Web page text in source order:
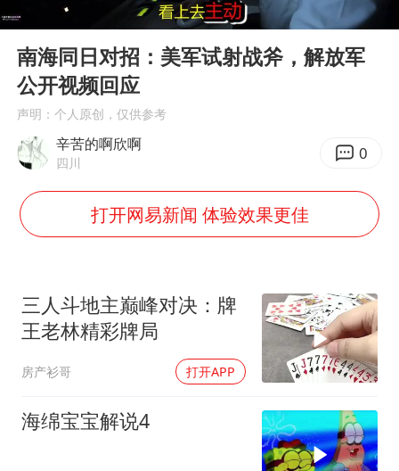
女子利用漏洞0元薅走3000多件家电
金饰克价大幅跳涨
对话重庆地铁吐血女孩
关之琳否认与27岁模特的恋情
村民谈“梅姨”：叫的其实是“媒姨”
中方回应日本广岛核爆81周年
韩国到底有多热
龚宝冬烈士安葬仪式举行
中国经济展现强大韧性和活力
Play
00:00 07:46
南海同日对招：美军试射战斧，解放军
公开视频回应
声明：个人原创，仅供参考
辛苦的啊欣啊
四川 0
打开网易新闻 体验效果更佳
三人斗地主巅峰对决：牌
王老林精彩牌局
房产衫哥 打开APP
海绵宝宝解说4